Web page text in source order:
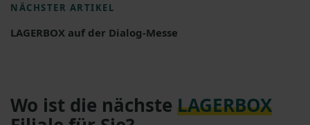
NÄCHSTER ARTIKEL
LAGERBOX auf der Dialog-Messe
Wo ist die nächste LAGERBOX